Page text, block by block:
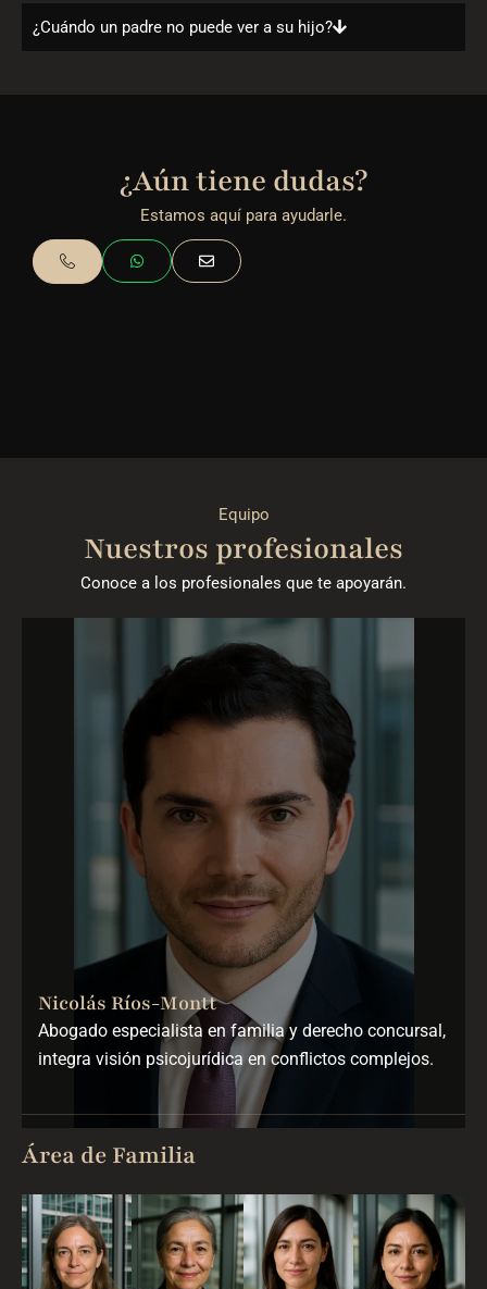
¿Cuándo un padre no puede ver a su hijo?
¿Aún tiene dudas?
Estamos aquí para ayudarle.
Equipo
Nuestros profesionales
Conoce a los profesionales que te apoyarán.
Nicolás Ríos-Montt
Abogado especialista en familia y derecho concursal,
integra visión psicojurídica en conflictos complejos.
Área de Familia